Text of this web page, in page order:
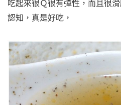
吃起來很Ｑ很有彈性，而且很
認知，真是好吃，